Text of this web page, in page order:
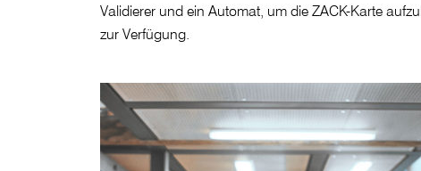
Validierer und ein Automat, um die ZACK-Karte
zur Verfügung.